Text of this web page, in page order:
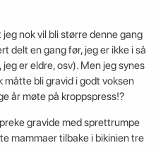
nok vil bli større denne gang
delt en gang før, jeg er ikke i så
er eldre, osv). Men jeg synes
bli gravid i godt voksen
år møte på kroppspress!?
gravide med sprettrumpe
mammaer tilbake i bikinien tre